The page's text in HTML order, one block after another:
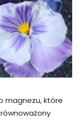
magnezu, które